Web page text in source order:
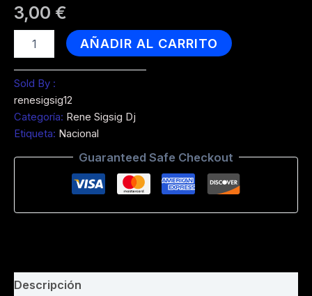
3,00 €
Motelazo-
Duchi-
Instrumental
Privado-
Dj
Sigsig-
Bpm
AÑADIR AL CARRITO
Sold By :
renesigsig12
Categoría: Rene Sigsig Dj
Etiqueta: Nacional
Guaranteed Safe Checkout
Descripción